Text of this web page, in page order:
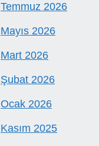
Temmuz 2026
Mayıs 2026
Mart 2026
Şubat 2026
Ocak 2026
Kasım 2025